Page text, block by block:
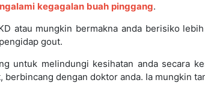
kegagalan buah pinggang.
atau mungkin bermakna anda berisiko
gout.
untuk melindungi kesihatan anda secara
dengan doktor anda. Ia mungkin